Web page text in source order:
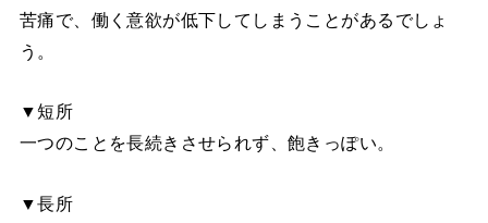
苦痛で、働く意欲が低下してしまうことがあるでしょ
う。
▼短所
一つのことを長続きさせられず、飽きっぽい。
▼長所